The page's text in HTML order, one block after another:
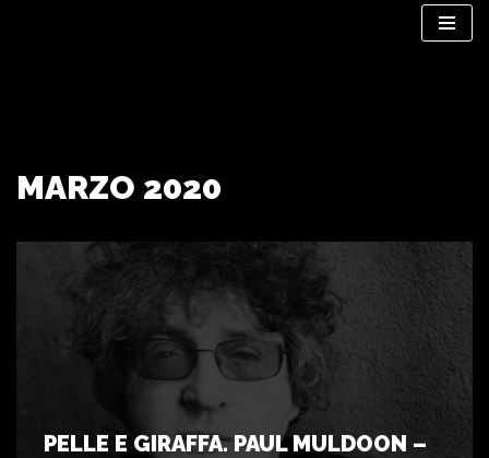
MARZO 2020
PELLE E GIRAFFA. PAUL MULDOON –